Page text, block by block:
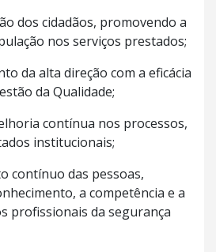
dos cidadãos, promovendo a
nos serviços prestados;
da alta direção com a eficácia
da Qualidade;
contínua nos processos,
institucionais;
contínuo das pessoas,
a competência e a
profissionais da segurança